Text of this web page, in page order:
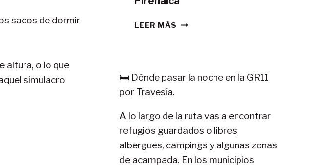
sacos de dormir
altura, o lo que
simulacro
LEER MÁS CONSEJOS
11-
🛏️ Dónde pasar la noche en la GR11
por Travesía.
A lo largo de la ruta vas a encontrar
refugios guardados o libres,
albergues, campings y algunas zonas
de acampada. En los municipios